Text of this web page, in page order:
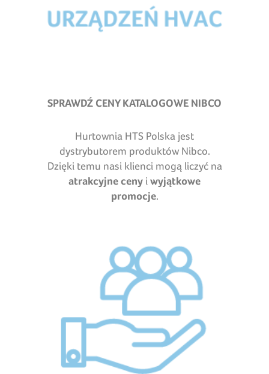
SPRAWDŹ CENY KATALOGOWE NIBCO
Hurtownia HTS Polska jest
dystrybutorem produktów Nibco.
Dzięki temu nasi klienci mogą liczyć na
atrakcyjne ceny i wyjątkowe
promocje.